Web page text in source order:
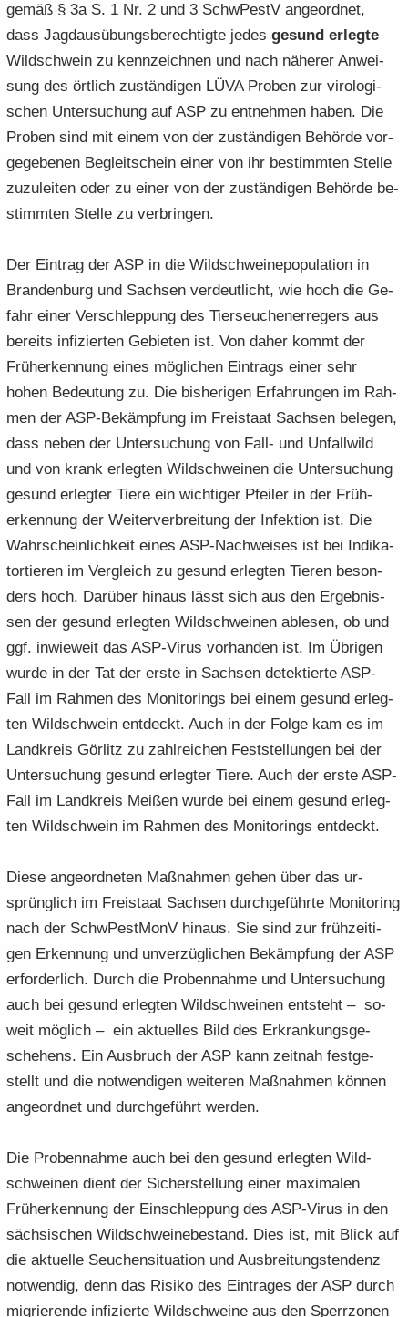
gemäß § 3a S. 1 Nr. 2 und 3 SchwPestV an­ge­ord­net,
dass Jagd­aus­übungs­be­rech­tig­te jedes ge­sund er­leg­te
Wild­schwein zu kenn­zeich­nen und nach nä­he­rer An­wei­
sung des ört­lich zu­stän­di­gen LÜVA Pro­ben zur vi­ro­lo­gi­
schen Un­ter­su­chung auf ASP zu ent­neh­men haben. Die
Pro­ben sind mit einem von der zu­stän­di­gen Be­hör­de vor­
ge­ge­be­nen Be­gleit­schein einer von ihr be­stimm­ten Stel­le
zu­zu­lei­ten oder zu einer von der zu­stän­di­gen Be­hör­de be­
stimm­ten Stel­le zu ver­brin­gen.
Der Ein­trag der ASP in die Wild­schweine­po­pu­la­ti­on in
Bran­den­burg und Sach­sen ver­deut­licht, wie hoch die Ge­
fahr einer Ver­schlep­pung des Tier­seu­chen­er­re­gers aus
be­reits in­fi­zier­ten Ge­bie­ten ist. Von daher kommt der
Früh­erken­nung eines mög­li­chen Ein­trags einer sehr
hohen Be­deu­tung zu. Die bis­he­ri­gen Er­fah­run­gen im Rah­
men der ASP-​Bekämpfung im Frei­staat Sach­sen be­le­gen,
dass neben der Un­ter­su­chung von Fall- und Un­fall­wild
und von krank er­leg­ten Wild­schwei­nen die Un­ter­su­chung
ge­sund er­leg­ter Tiere ein wich­ti­ger Pfei­ler in der Früh­
erken­nung der Wei­ter­ver­brei­tung der In­fek­ti­on ist. Die
Wahr­schein­lich­keit eines ASP-​Nachweises ist bei In­di­ka­
tor­tie­ren im Ver­gleich zu ge­sund er­leg­ten Tie­ren be­son­
ders hoch. Dar­über hin­aus lässt sich aus den Er­geb­nis­
sen der ge­sund er­leg­ten Wild­schwei­nen ab­le­sen, ob und
ggf. in­wie­weit das ASP-​Virus vor­han­den ist. Im Üb­ri­gen
wurde in der Tat der erste in Sach­sen de­tek­tier­te ASP-​
Fall im Rah­men des Mo­ni­to­rings bei einem ge­sund er­leg­
ten Wild­schwein ent­deckt. Auch in der Folge kam es im
Land­kreis Gör­litz zu zahl­rei­chen Fest­stel­lun­gen bei der
Un­ter­su­chung ge­sund er­leg­ter Tiere. Auch der erste ASP-​
Fall im Land­kreis Mei­ßen wurde bei einem ge­sund er­leg­
ten Wild­schwein im Rah­men des Mo­ni­to­rings ent­deckt.
Diese an­ge­ord­ne­ten Maß­nah­men gehen über das ur­
sprüng­lich im Frei­staat Sach­sen durch­ge­führ­te Mo­ni­to­ring
nach der SchwPest­MonV hin­aus. Sie sind zur früh­zei­ti­
gen Er­ken­nung und un­ver­züg­li­chen Be­kämp­fung der ASP
er­for­der­lich. Durch die Pro­ben­nah­me und Un­ter­su­chung
auch bei ge­sund er­leg­ten Wild­schwei­nen ent­steht – so­
weit mög­lich – ein ak­tu­el­les Bild des Er­kran­kungs­ge­
sche­hens. Ein Aus­bruch der ASP kann zeit­nah fest­ge­
stellt und die not­wen­di­gen wei­te­ren Maß­nah­men kön­nen
an­ge­ord­net und durch­ge­führt wer­den.
Die Pro­ben­nah­me auch bei den ge­sund er­leg­ten Wild­
schwei­nen dient der Si­cher­stel­lung einer ma­xi­ma­len
Früh­erken­nung der Ein­schlep­pung des ASP-​Virus in den
säch­si­schen Wild­schwei­ne­be­stand. Dies ist, mit Blick auf
die ak­tu­el­le Seu­chen­si­tua­ti­on und Aus­brei­tungs­ten­denz
not­wen­dig, denn das Ri­si­ko des Ein­tra­ges der ASP durch
mi­grie­ren­de in­fi­zier­te Wild­schwei­ne aus den Sperr­zo­nen